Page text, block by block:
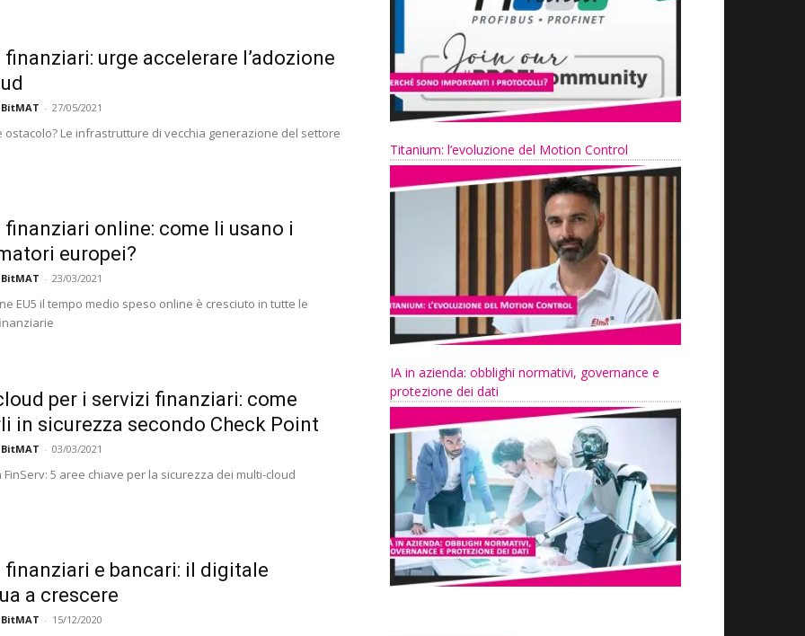
finanziari: urge accelerare l’adozione
- 27/05/2021
ostacolo? Le infrastrutture di vecchia generazione del settore
finanziari online: come li usano i
europei?
- 23/03/2021
EU5 il tempo medio speso online è cresciuto in tutte le
per i servizi finanziari: come
in sicurezza secondo Check Point
- 03/03/2021
FinServ: 5 aree chiave per la sicurezza dei multi-cloud
finanziari e bancari: il digitale
a crescere
- 15/12/2020
Titanium: l’evoluzione del Motion Control
IA in azienda: obblighi normativi, governance e
protezione dei dati